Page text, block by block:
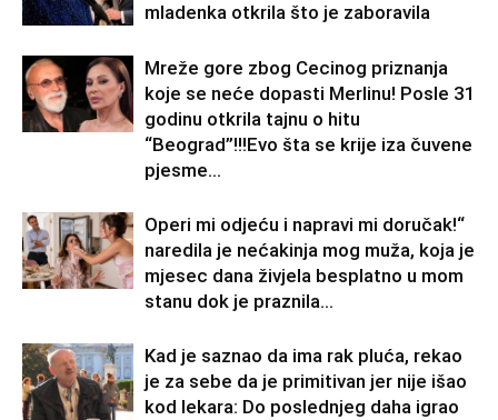
mladenka otkrila što je zaboravila
Mreže gore zbog Cecinog priznanja
koje se neće dopasti Merlinu! Posle 31
godinu otkrila tajnu o hitu
“Beograd”!!!Evo šta se krije iza čuvene
pjesme...
Operi mi odjeću i napravi mi doručak!“
naredila je nećakinja mog muža, koja je
mjesec dana živjela besplatno u mom
stanu dok je praznila...
Kad je saznao da ima rak pluća, rekao
je za sebe da je primitivan jer nije išao
kod lekara: Do poslednjeg daha igrao